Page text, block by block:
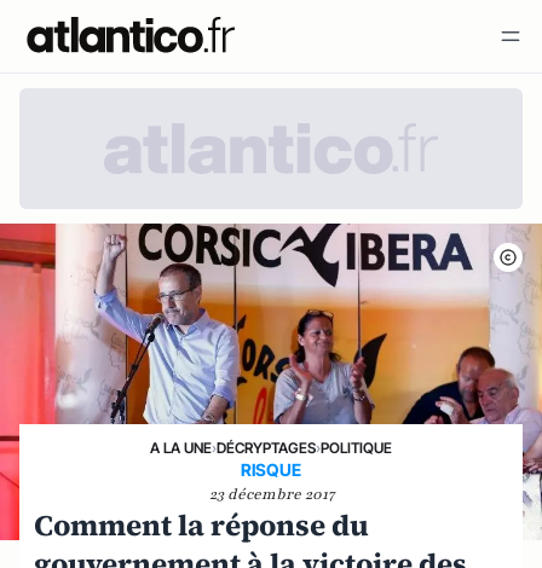
A LA UNE›DÉCRYPTAGES›POLITIQUE
RISQUE
23 décembre 2017
Comment la réponse du